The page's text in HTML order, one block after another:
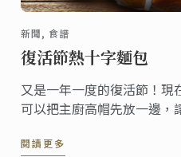
新聞, 食譜
復活節熱十字麵包
又是一年一度的復活節！
可以把主廚高帽先放一邊，
閱讀更多